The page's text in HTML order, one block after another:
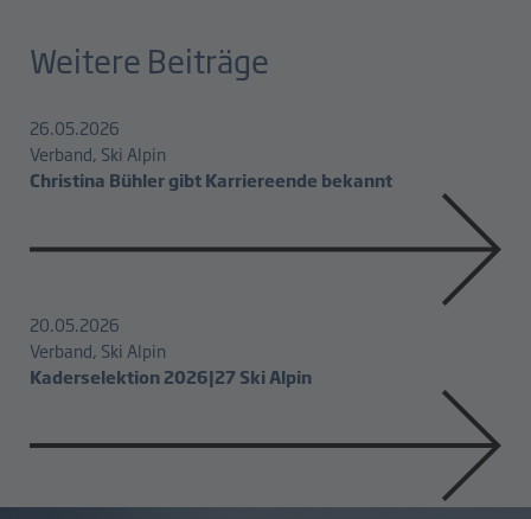
Weitere Beiträge
26.05.2026
Verband, Ski Alpin
Christina Bühler gibt Karriereende bekannt
20.05.2026
Verband, Ski Alpin
Kaderselektion 2026|27 Ski Alpin